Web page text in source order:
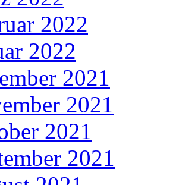
2022
2022
2021
2021
2021
2021